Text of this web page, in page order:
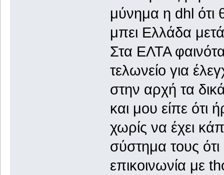
μύνημα η dhl ότι
μπει Ελλάδα
Στα ΕΛΤΑ
τελωνείο για
στην αρχή τα
και μου είπε
χωρίς να έχει
σύστημα τους
επικοινωνία με